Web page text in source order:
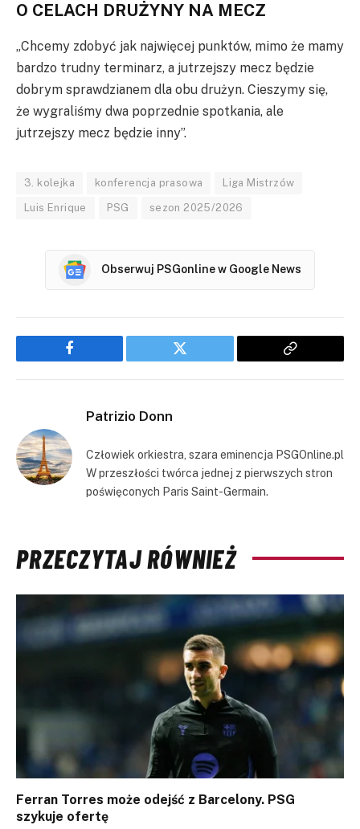
O CELACH DRUŻYNY NA MECZ
„Chcemy zdobyć jak najwięcej punktów, mimo że mamy
bardzo trudny terminarz, a jutrzejszy mecz będzie
dobrym sprawdzianem dla obu drużyn. Cieszymy się,
że wygraliśmy dwa poprzednie spotkania, ale
jutrzejszy mecz będzie inny”.
3. kolejka konferencja prasowa Liga Mistrzów
Luis Enrique PSG sezon 2025/2026
Obserwuj PSGonline w Google News
Facebook Twitter
Copy
Patrizio Donn
Człowiek orkiestra, szara eminencja PSGOnline.pl
W przeszłości twórca jednej z pierwszych stron
poświęconych Paris Saint-Germain.
PRZECZYTAJ RÓWNIEŻ
Ferran Torres może odejść z Barcelony. PSG
szykuje ofertę